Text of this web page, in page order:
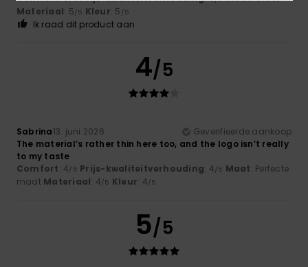
Materiaal: 5/5 Kleur: 5 /5
Ik raad dit product aan
4/5
Sabrina13. juni 2026
Geverifieerde aankoop
The material’s rather thin here too, and the logo isn’t really
to my taste
Comfort: 4/5 Prijs-kwaliteitverhouding: 4/5 Maat: Perfecte
maat Materiaal: 4/5 Kleur: 4/5
5/5